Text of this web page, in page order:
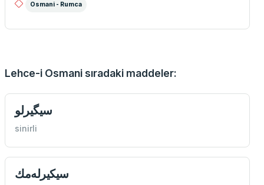
Osmani - Rumca
Lehce-i Osmani sıradaki maddeler:
سيگيرلو
sinirli
سيكیرله‌مك